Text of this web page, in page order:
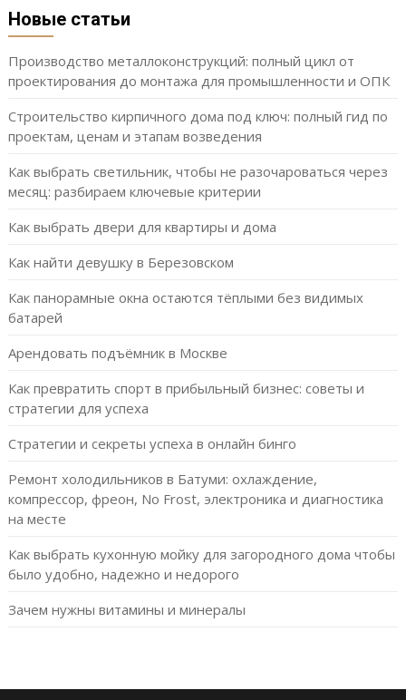
Новые статьи
Производство металлоконструкций: полный цикл от
проектирования до монтажа для промышленности и ОПК
Строительство кирпичного дома под ключ: полный гид по
проектам, ценам и этапам возведения
Как выбрать светильник, чтобы не разочароваться через
месяц: разбираем ключевые критерии
Как выбрать двери для квартиры и дома
Как найти девушку в Березовском
Как панорамные окна остаются тёплыми без видимых
батарей
Арендовать подъёмник в Москве
Как превратить спорт в прибыльный бизнес: советы и
стратегии для успеха
Стратегии и секреты успеха в онлайн бинго
Ремонт холодильников в Батуми: охлаждение,
компрессор, фреон, No Frost, электроника и диагностика
на месте
Как выбрать кухонную мойку для загородного дома чтобы
было удобно, надежно и недорого
Зачем нужны витамины и минералы